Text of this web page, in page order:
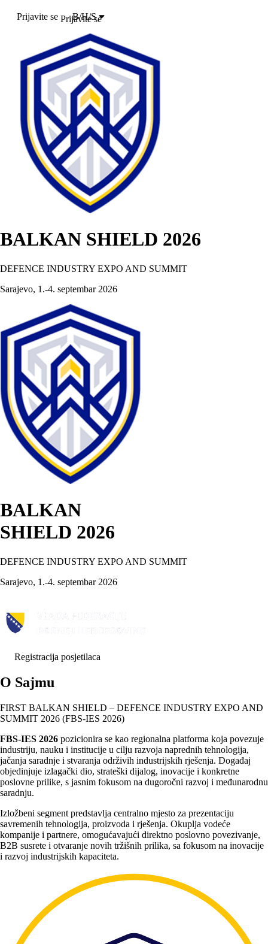
Prijavite se B/H/S
BALKAN SHIELD 2026
DEFENCE INDUSTRY EXPO AND SUMMIT
Sarajevo, 1.-4. septembar 2026
BALKAN
SHIELD 2026
DEFENCE INDUSTRY EXPO AND SUMMIT
Sarajevo, 1.-4. septembar 2026
Registracija posjetilaca
O Sajmu
FIRST BALKAN SHIELD – DEFENCE INDUSTRY EXPO AND
SUMMIT 2026 (FBS-IES 2026)
FBS-IES 2026 pozicionira se kao regionalna platforma koja povezuje
industriju, nauku i institucije u cilju razvoja naprednih tehnologija,
jačanja saradnje i stvaranja održivih industrijskih rješenja. Događaj
objedinjuje izlagački dio, strateški dijalog, inovacije i konkretne
poslovne prilike, s jasnim fokusom na dugoročni razvoj i međunarodnu
saradnju.
Izložbeni segment predstavlja centralno mjesto za prezentaciju
savremenih tehnologija, proizvoda i rješenja. Okuplja vodeće
kompanije i partnere, omogućavajući direktno poslovno povezivanje,
B2B susrete i otvaranje novih tržišnih prilika, sa fokusom na inovacije
i razvoj industrijskih kapaciteta.
Prijavite se